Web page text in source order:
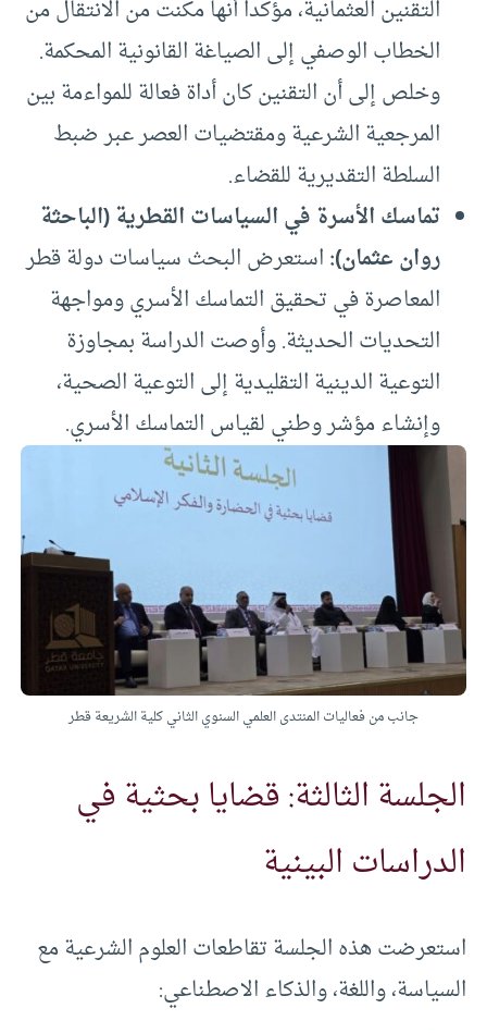
التقنين العثمانية، مؤكداً أنها مكنت من الانتقال من
الخطاب الوصفي إلى الصياغة القانونية المحكمة.
وخلص إلى أن التقنين كان أداة فعالة للمواءمة بين
المرجعية الشرعية ومقتضيات العصر عبر ضبط
السلطة التقديرية للقضاء.
تماسك الأسرة في السياسات القطرية (الباحثة
روان عثمان):استعرض البحث سياسات دولة قطر
المعاصرة في تحقيق التماسك الأسري ومواجهة
التحديات الحديثة. وأوصت الدراسة بمجاوزة
التوعية الدينية التقليدية إلى التوعية الصحية،
وإنشاء مؤشر وطني لقياس التماسك الأسري.
جانب من فعاليات المنتدى العلمي السنوي الثاني كلية الشريعة قطر
الجلسة الثالثة: قضايا بحثية في
الدراسات البينية
استعرضت هذه الجلسة تقاطعات العلوم الشرعية مع
السياسة، واللغة، والذكاء الاصطناعي: